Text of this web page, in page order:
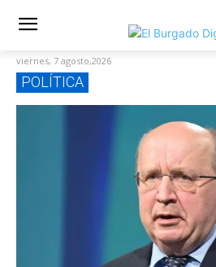
viernes, 7 agosto,2026
POLÍTICA